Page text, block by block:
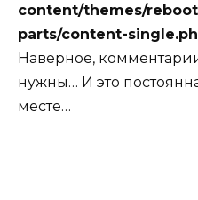
content/themes/
parts/content-
Наверное,
нужны… И это
месте…